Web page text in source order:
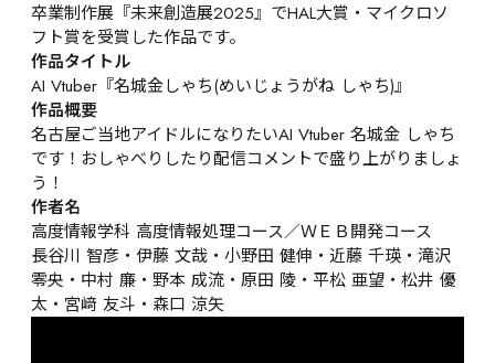
卒業制作展『未来創造展2025』でHAL大賞・マイクロソ
フト賞を受賞した作品です。
作品タイトル
AI Vtuber『名城金しゃち(めいじょうがね しゃち)』
作品概要
名古屋ご当地アイドルになりたいAI Vtuber 名城金 しゃち
です！おしゃべりしたり配信コメントで盛り上がりましょ
う！
作者名
高度情報学科 高度情報処理コース／ＷＥＢ開発コース
長谷川 智彦・伊藤 文哉・小野田 健伸・近藤 千瑛・滝沢
零央・中村 廉・野本 成流・原田 陵・平松 亜望・松井 優
太・宮﨑 友斗・森口 涼矢